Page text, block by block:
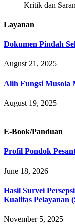
Kritik dan
Layanan
Dokumen Pindah
August 21, 2025
Alih Fungsi Musola
August 19, 2025
E-Book/Panduan
Profil Pondok
June 18, 2026
Hasil Survei
Kualitas Pelayanan
November 5, 2025